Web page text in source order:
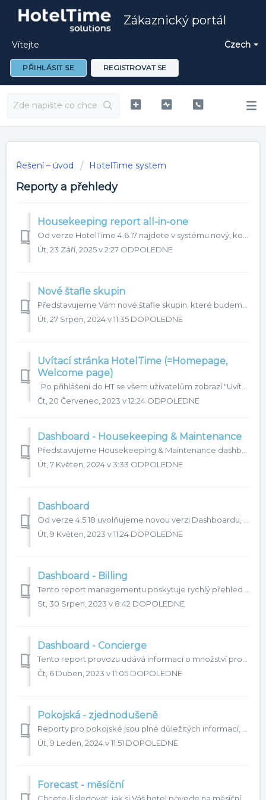
Zákaznický portál
Czech
Vítejte
PŘIHLÁSIT SE REGISTROVAT SE
Řešení – úvod HotelTime system
Reporty a přehledy
Housekeeping report all-in-one
Út, 23 Září, 2025 v 2:27 ODPOLEDNE
Nové štafle skupin
Út, 27 Srpen, 2024 v 11:35 DOPOLEDNE
Uvítací stránka HotelTime (=Homepage,
Welcome page)
Čt, 20 Červenec, 2023 v 12:24 ODPOLEDNE
Dashboard - Housekeeping & Maintenance
Út, 7 Květen, 2024 v 3:33 ODPOLEDNE
Dashboard
Út, 9 Květen, 2023 v 11:24 DOPOLEDNE
Dashboard - Billing
St, 30 Srpen, 2023 v 8:42 DOPOLEDNE
Dashboard - Concierge
Čt, 6 Duben, 2023 v 11:05 DOPOLEDNE
Pokojská - zjednodušeně
Út, 9 Leden, 2024 v 11:51 DOPOLEDNE
Forecast - měsíční